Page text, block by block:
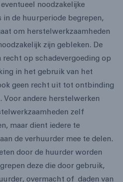
noodzakelijke
in de huurperiode begrepen,
om herstelwerkzaamheden
zijn gebleken. De
recht op schadevergoeding op
in het gebruik van het
geen recht uit tot ontbinding
Voor andere herstelwerken
zelf
maar dient iedere te
de verhuurder mee te delen.
door de huurder worden
deze die door gebruik,
overmacht of daden van